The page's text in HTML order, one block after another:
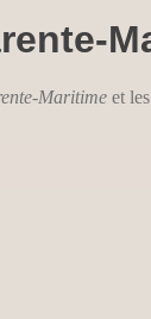
Maritime et